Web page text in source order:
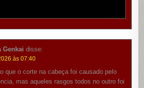
Genkai disse:
às 07:40
que o corte na cabeça foi causado pelo
mas aqueles rasgos todos no outro foi